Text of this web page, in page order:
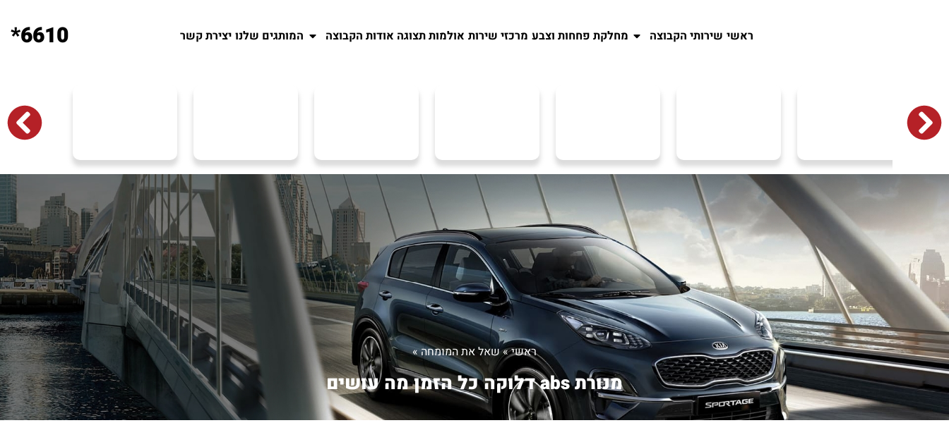
ראשי שירותי הקבוצה מחלקת פחחות וצבע מרכזי שירות אולמות תצוגה אודות הקבוצה המותגים שלנו יצירת קשר 6610*
ראשי»שאל את המומחה»
מנורת abs דלוקה כל הזמן מה עושים